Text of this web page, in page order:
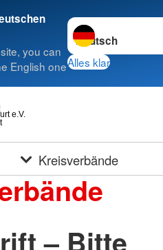
you can
English one
Sprache wechseln
Alles klar
e.V.
Kreisverbände
– Bitte